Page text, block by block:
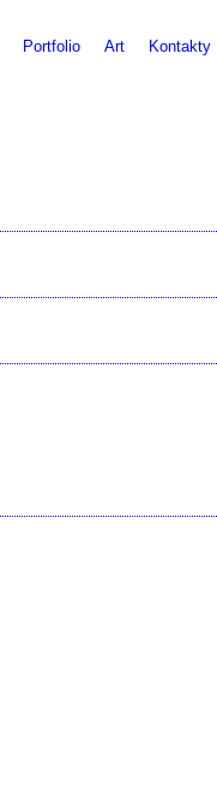
Portfolio Art Kontakty